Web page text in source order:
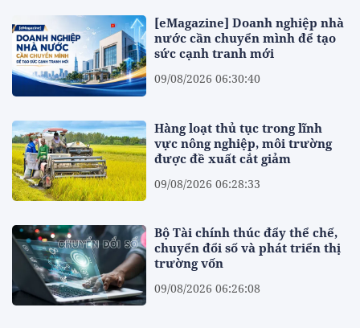
[eMagazine] Doanh nghiệp nhà
nước cần chuyển mình để tạo
sức cạnh tranh mới
09/08/2026 06:30:40
Hàng loạt thủ tục trong lĩnh
vực nông nghiệp, môi trường
được đề xuất cắt giảm
09/08/2026 06:28:33
Bộ Tài chính thúc đẩy thể chế,
chuyển đổi số và phát triển thị
trường vốn
09/08/2026 06:26:08